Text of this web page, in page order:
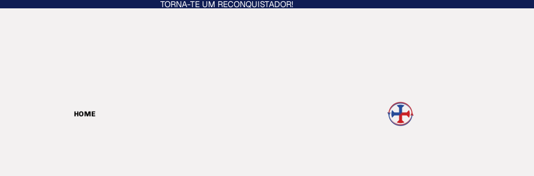
TORNA-TE UM RECONQUISTADOR!
HOME